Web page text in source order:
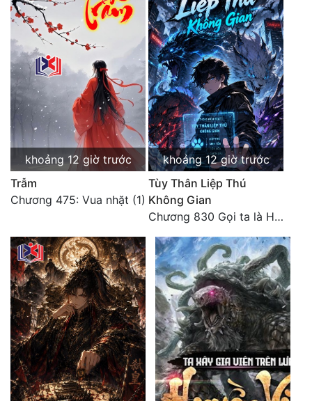
khoảng 12 giờ trước
Trẫm
Chương 475: Vua nhặt (1)
khoảng 12 giờ trước
Tùy Thân Liệp Thú
Không Gian
Chương 830 Gọi ta là Hòa Sa